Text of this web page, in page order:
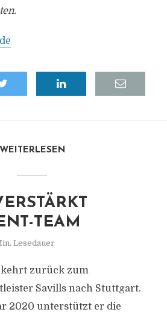
WEITERLESEN
TEAM
Lesedauer
zurück zum
Savills nach Stuttgart.
2020 unterstützt er die